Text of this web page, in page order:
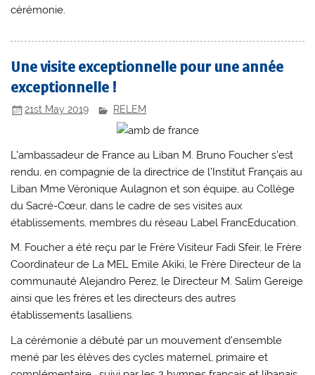
cérémonie.
Une visite exceptionnelle pour une année
exceptionnelle !
21st May 2019 RELEM
L’ambassadeur de France au Liban M. Bruno Foucher s’est
rendu, en compagnie de la directrice de l’Institut Français au
Liban Mme Véronique Aulagnon et son équipe, au Collège
du Sacré-Cœur, dans le cadre de ses visites aux
établissements, membres du réseau Label FrancEducation.
M. Foucher a été reçu par le Frère Visiteur Fadi Sfeir, le Frère
Coordinateur de La MEL Emile Akiki, le Frère Directeur de la
communauté Alejandro Perez, le Directeur M. Salim Gereige
ainsi que les frères et les directeurs des autres
établissements lasalliens.
La cérémonie a débuté par un mouvement d’ensemble
mené par les élèves des cycles maternel, primaire et